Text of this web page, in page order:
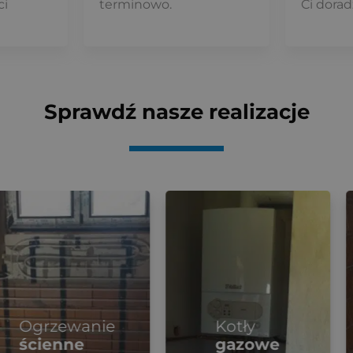
terminowo.
Ci
Sprawdź nasze realizacje
Kotły
wodno-